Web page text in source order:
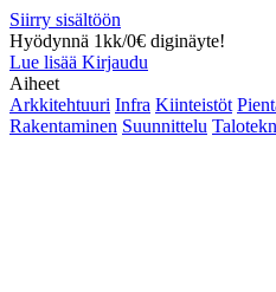
Siirry sisältöön
Hyödynnä 1kk/0€ diginäyte!
Lue lisää Kirjaudu
Aiheet
Arkkitehtuuri Infra Kiinteistöt
Rakentaminen Suunnittelu